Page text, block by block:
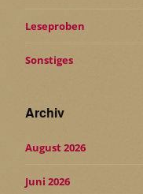
Leseproben
Sonstiges
Archiv
August 2026
Juni 2026